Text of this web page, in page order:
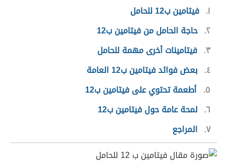
١ فيتامين ب12 للحامل
٢ حاجة الحامل من فيتامين ب12
٣ فيتامينات أخرى مهمة للحامل
٤ بعض فوائد فيتامين ب12 العامة
٥ أطعمة تحتوي على فيتامين ب12
٦ لمحة عامة حول فيتامين ب12
٧ المراجع